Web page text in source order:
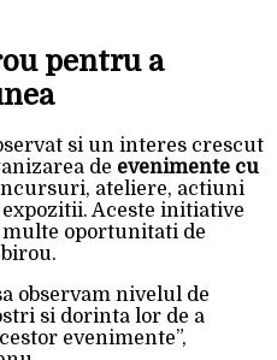
pentru a
si un interes crescut
de evenimente cu
ateliere, actiuni
Aceste initiative
oportunitati de
observam nivelul de
si dorinta lor de a
evenimente”,